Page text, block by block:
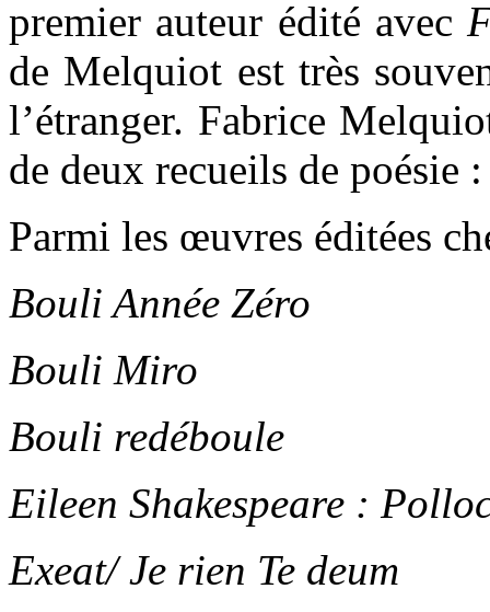
premier auteur édité avec
de Melquiot est très
l’étranger. Fabrice
de deux recueils de poésie
Parmi les œuvres éditées
Bouli Année Zéro
Bouli Miro
Bouli redéboule
Eileen Shakespeare :
Exeat/ Je rien Te deum